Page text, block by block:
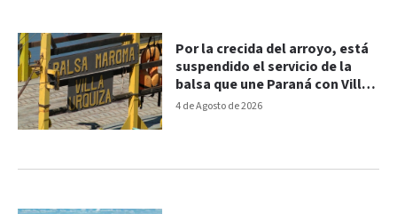
4 de Agosto de 2026
Por la crecida del arroyo, está
suspendido el servicio de la
balsa que une Paraná con Villa
Urquiza